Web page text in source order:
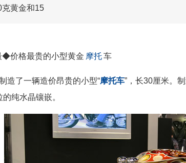
黄金和15
◆价格最贵的小型黄金 摩托车
造了一辆造价昂贵的小型“摩托车”，长30厘米。
纯水晶镶嵌。